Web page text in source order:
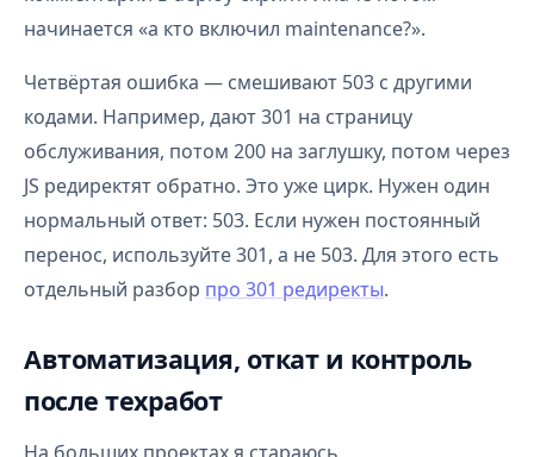
начинается «а кто включил maintenance?».
Четвёртая ошибка — смешивают 503 с другими
кодами. Например, дают 301 на страницу
обслуживания, потом 200 на заглушку, потом через
JS редиректят обратно. Это уже цирк. Нужен один
нормальный ответ: 503. Если нужен постоянный
перенос, используйте 301, а не 503. Для этого есть
отдельный разбор про 301 редиректы.
Автоматизация, откат и контроль
после техработ